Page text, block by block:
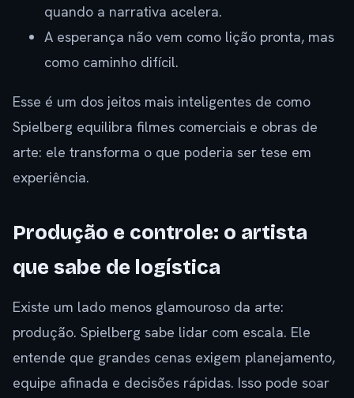
quando a narrativa acelera.
A esperança não vem como lição pronta, mas
como caminho difícil.
Esse é um dos jeitos mais inteligentes de como
Spielberg equilibra filmes comerciais e obras de
arte: ele transforma o que poderia ser tese em
experiência.
Produção e controle: o artista
que sabe de logística
Existe um lado menos glamouroso da arte:
produção. Spielberg sabe lidar com escala. Ele
entende que grandes cenas exigem planejamento,
equipe afinada e decisões rápidas. Isso pode soar